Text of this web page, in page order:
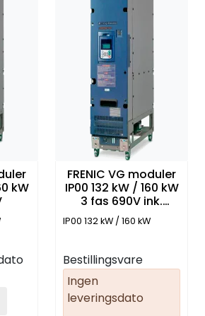
kW
FRENIC VG moduler
IP00 132 kW / 160 kW
3 fas 690V ink.
Rectifier. fuses. EMC
filter
IP00 132 kW / 160 kW
Bestillingsvare
Ingen
leveringsdato